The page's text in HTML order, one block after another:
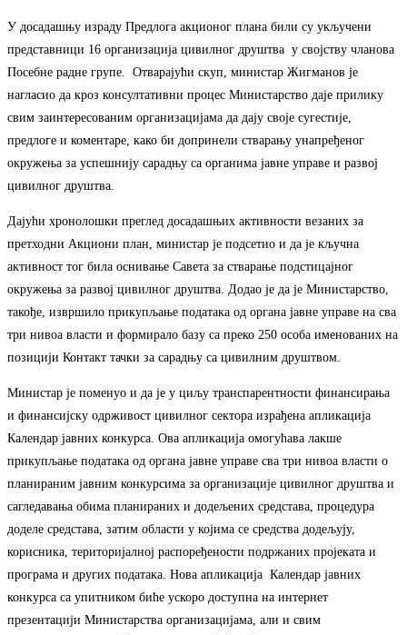
У досадашњу израду Предлога акционог плана били су укључени
представници 16 организација цивилног друштва у својству чланова
Посебне радне групе. Отварајући скуп, министар Жигманов је
нагласио да кроз консултативни процес Министарство даје прилику
свим заинтересованим организацијама да дају своје сугестије,
предлоге и коментаре, како би допринели стварању унапређеног
окружења за успешнију сарадњу са органима јавне управе и развој
цивилног друштва.
Дајући хронолошки преглед досадашњих активности везаних за
претходни Акциони план, министар је подсетио и да је кључна
активност тог била оснивање Савета за стварање подстицајног
окружења за развој цивилног друштва. Додао је да је Министарство,
такође, извршило прикупљање података од органа јавне управе на сва
три нивоа власти и формирало базу са преко 250 особа именованих на
позицији Контакт тачки за сарадњу са цивилним друштвом.
Министар је поменуо и да је у циљу транспарентности финансирања
и финансијску одрживост цивилног сектора израђена апликација
Календар јавних конкурса. Ова апликација омогућава лакше
прикупљање података од органа јавне управе сва три нивоа власти о
планираним јавним конкурсима за организације цивилног друштва и
сагледавања обима планираних и додељених средстава, процедура
доделе средстава, затим области у којима се средства додељују,
корисника, територијалној распоређености подржаних пројеката и
програма и других података. Нова апликација Календар јавних
конкурса са упитником биће ускоро доступна на интернет
презентацији Министарства организацијама, али и свим